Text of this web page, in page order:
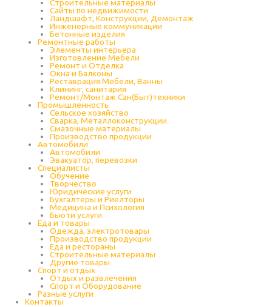
Строительные материалы
Сайты по недвижимости
Ландшафт, Конструкции, Демонтаж
Инженерные коммуникации
Бетонные изделия
Ремонтные работы
Элементы интерьера
Изготовление Мебели
Ремонт и Отделка
Окна и Балконы
Реставрация Мебели, Ванны
Клининг, санитария
Ремонт/Монтаж Сан(Быт)техники
Промышленность
Cельское хозяйство
Сварка, Металлоконструкции
Cмазочные материалы
Производство продукции
Автомобили
Автомобили
Эвакуатор, перевозки
Специалисты
Обучение
Творчество
Юридические услуги
Бухгалтеры и Риелторы
Медицина и Психология
Бьюти услуги
Еда и товары
Одежда, электротовары
Производство продукции
Еда и рестораны
Строительные материалы
Другие товары
Спорт и отдых
Отдых и развлечения
Спорт и Оборудование
Разные услуги
Контакты